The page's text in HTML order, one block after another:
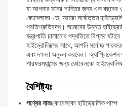
যা আপনার মনের শান্তির জন্য এক বছরের
কোবেলকো-তে, আমরা সর্বোত্তম
প্রতিশ্রুতিবদ্ধ। আমাদের উন্নত
যন্ত্রপাতি চালানোর পদ্ধতিতে বিপ্লব
হাইড্রোলিক্সের সাথে, আপনি সর্বোচ্চ
এবং দক্ষতা অনুভব করবেন।
পারফরম্যান্সের জন্য কোবেলকো
বৈশিষ্ট্যঃ
পণ্যের নামঃকোবেলকো হাইড্রোলিক পাম্প